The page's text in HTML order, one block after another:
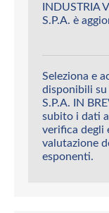
INDUSTRIA
S.P.A. è
Seleziona e
disponibili su
S.P.A. IN
subito i dati
verifica degli
valutazione
esponenti.